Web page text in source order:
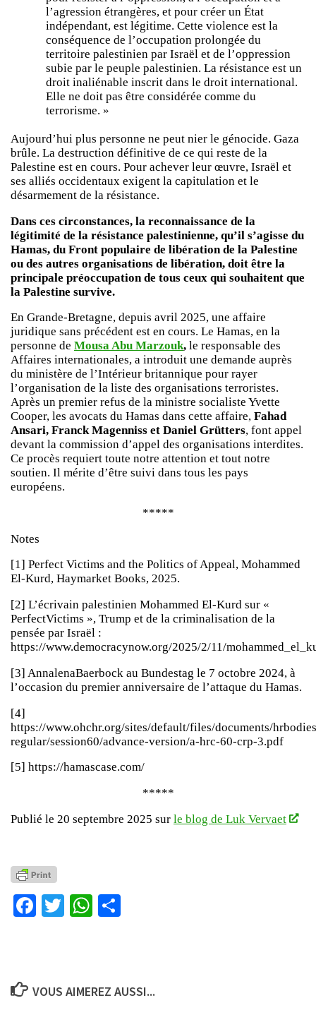
l’agression étrangères, et pour créer un État
indépendant, est légitime. Cette violence est la
conséquence de l’occupation prolongée du
territoire palestinien par Israël et de l’oppression
subie par le peuple palestinien. La résistance est un
droit inaliénable inscrit dans le droit international.
Elle ne doit pas être considérée comme du
terrorisme. »
Aujourd’hui plus personne ne peut nier le génocide. Gaza
brûle. La destruction définitive de ce qui reste de la
Palestine est en cours. Pour achever leur œuvre, Israël et
ses alliés occidentaux exigent la capitulation et le
désarmement de la résistance.
Dans ces circonstances, la reconnaissance de la
légitimité de la résistance palestinienne, qu’il s’agisse du
Hamas, du Front populaire de libération de la Palestine
ou des autres organisations de libération, doit être la
principale préoccupation de tous ceux qui souhaitent que
la Palestine survive.
En Grande-Bretagne, depuis avril 2025, une affaire
juridique sans précédent est en cours. Le Hamas, en la
personne de Mousa Abu Marzouk, le responsable des
Affaires internationales, a introduit une demande auprès
du ministère de l’Intérieur britannique pour rayer
l’organisation de la liste des organisations terroristes.
Après un premier refus de la ministre socialiste Yvette
Cooper, les avocats du Hamas dans cette affaire, Fahad
Ansari, Franck Magenniss et Daniel Grütters, font appel
devant la commission d’appel des organisations interdites.
Ce procès requiert toute notre attention et tout notre
soutien. Il mérite d’être suivi dans tous les pays
européens.
*****
Notes
[1] Perfect Victims and the Politics of Appeal, Mohammed
El-Kurd, Haymarket Books, 2025.
[2] L’écrivain palestinien Mohammed El-Kurd sur «
PerfectVictims », Trump et de la criminalisation de la
pensée par Israël :
https://www.democracynow.org/2025/2/11/
[3] AnnalenaBaerbock au Bundestag le 7 octobre 2024, à
l’occasion du premier anniversaire de l’attaque du Hamas.
[4]
https://www.ohchr.org/sites/default/files/documents/
regular/session60/advance-version/a-hrc-60-crp-3.pdf
[5] https://hamascase.com/
*****
Publié le 20 septembre 2025 sur le blog de Luk Vervaet
Facebook
TwitterWhatsApp
VOUS AIMEREZ AUSSI...